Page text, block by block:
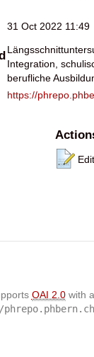
31 Oct 2022 11:49
Integration,
berufliche
https://
OAI 2.0with